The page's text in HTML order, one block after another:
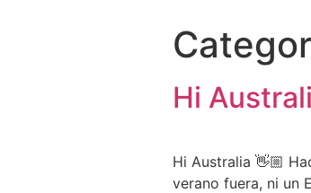
Hi
Hi Australia 👋🏼
verano fuera, ni un